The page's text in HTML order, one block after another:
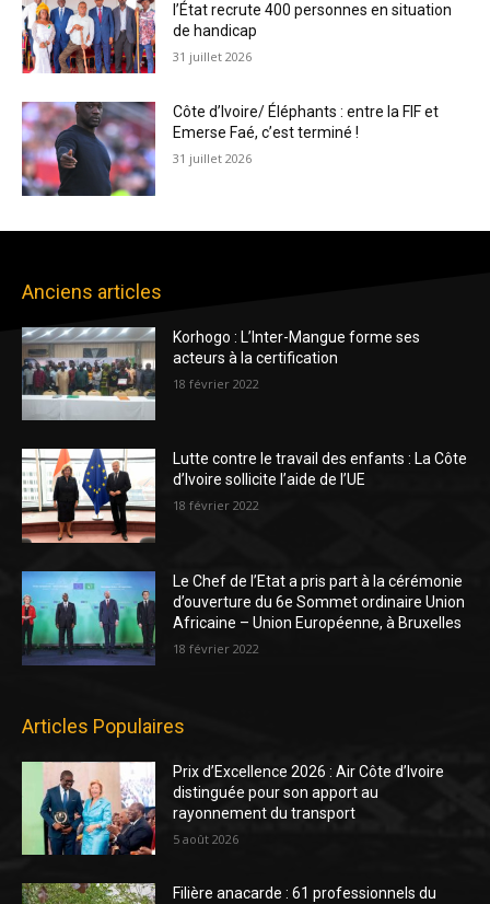
l’État recrute 400 personnes en situation
de handicap
31 juillet 2026
Côte d’Ivoire/ Éléphants : entre la FIF et
Emerse Faé, c’est terminé !
31 juillet 2026
Anciens articles
Korhogo : L’Inter-Mangue forme ses
acteurs à la certification
18 février 2022
Lutte contre le travail des enfants : La Côte
d’Ivoire sollicite l’aide de l’UE
18 février 2022
Le Chef de l’Etat a pris part à la cérémonie
d’ouverture du 6e Sommet ordinaire Union
Africaine – Union Européenne, à Bruxelles
18 février 2022
Articles Populaires
Prix d’Excellence 2026 : Air Côte d’Ivoire
distinguée pour son apport au
rayonnement du transport
5 août 2026
Filière anacarde : 61 professionnels du